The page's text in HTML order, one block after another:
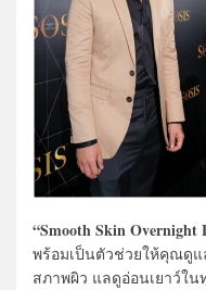
“Smooth Skin Overnight
พร้อมเป็นตัวช่วยให้คุณดู
สภาพผิว แลดูอ่อนเยาว์ใ